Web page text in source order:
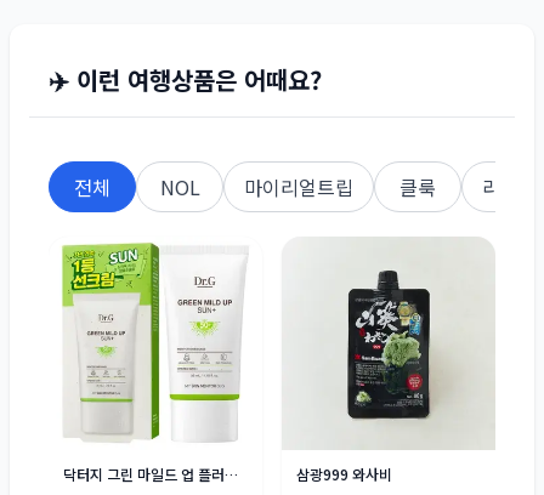
✈️ 이런 여행상품은 어때요?
전체 NOL 마이리얼트립 클룩 라쿠텐
닥터지 그린 마일드 업 플러스 선크림 SPF50+ PA++++ 삼광999 와사비